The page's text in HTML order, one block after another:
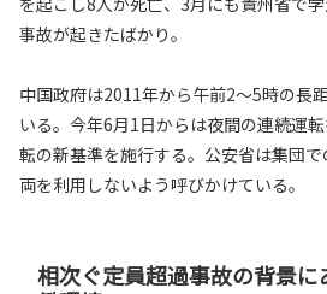
事故が起きたばかり。
中国政府は2011年から午前2～5時の長
いる。今年6月1日からは夜間の連続運
転の新基準を施行する。公安省は集団
両を利用しないよう呼びかけている。
相次ぐ定員超過事故の背景